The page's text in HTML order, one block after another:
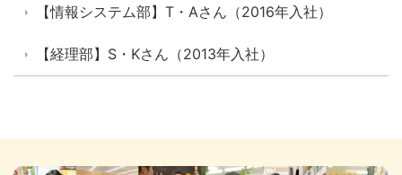
【情報システム部】T・Aさん（2016年入社）
【経理部】S・Kさん（2013年入社）